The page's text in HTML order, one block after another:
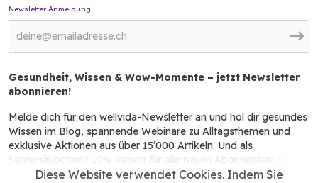
Diese Website verwendet Cookies. Indem Sie
Newsletter Anmeldung
Gesundheit, Wissen & Wow-Momente – jetzt Newsletter
abonnieren!
Melde dich für den wellvida-Newsletter an und hol dir gesundes
Wissen im Blog, spannende Webinare zu Alltagsthemen und
exklusive Aktionen aus über 15’000 Artikeln. Und als